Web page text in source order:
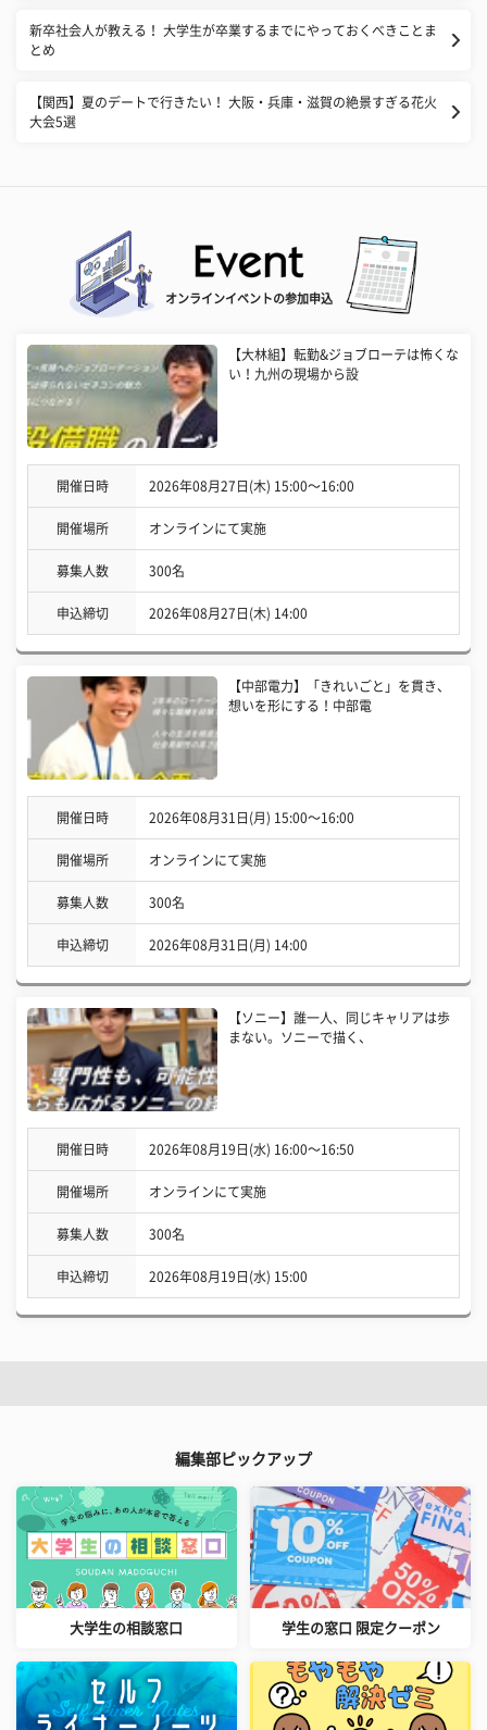
新卒社会人が教える！ 大学生が卒業するまでにやっておくべきことま
とめ
【関西】夏のデートで行きたい！ 大阪・兵庫・滋賀の絶景すぎる花火
大会5選
オンラインイベントの参加申込
【大林組】転勤&ジョブローテは怖くな
い！九州の現場から設
開催日時 2026年08月27日(木) 15:00〜16:00
開催場所 オンラインにて実施
募集人数 300名
申込締切 2026年08月27日(木) 14:00
【中部電力】「きれいごと」を貫き、
想いを形にする！中部電
開催日時 2026年08月31日(月) 15:00〜16:00
開催場所 オンラインにて実施
募集人数 300名
申込締切 2026年08月31日(月) 14:00
【ソニー】誰一人、同じキャリアは歩
まない。ソニーで描く、
開催日時 2026年08月19日(水) 16:00〜16:50
開催場所 オンラインにて実施
募集人数 300名
申込締切 2026年08月19日(水) 15:00
編集部ピックアップ
大学生の相談窓口 学生の窓口 限定クーポン